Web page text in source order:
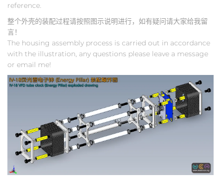
reference.
整个外壳的装配过程请按照图示说明进行，如有疑问请大家给我留
言！
The housing assembly process is carried out in accordance
with the illustration, any questions please leave a message
or email me!